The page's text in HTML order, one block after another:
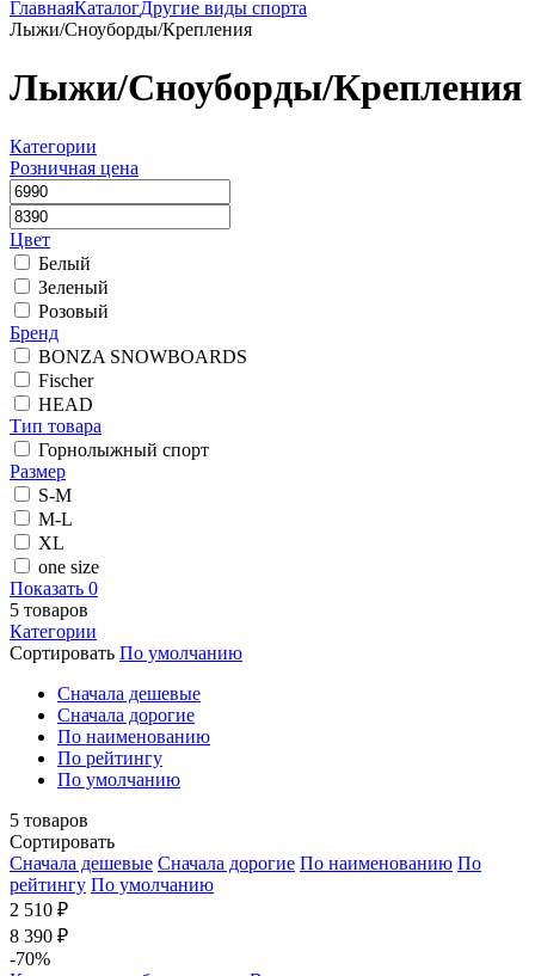
ГлавнаяКаталогДругие виды спорта
Лыжи/Сноуборды/Крепления
Лыжи/Сноуборды/Крепления
Категории
Розничная цена
Цвет
Белый
Зеленый
Розовый
Бренд
BONZA SNOWBOARDS
Fischer
HEAD
Тип товара
Горнолыжный спорт
Размер
S-M
M-L
XL
one size
Показать 0
5 товаров
Категории
Сортировать По умолчанию
Cначала дешевые
Cначала дорогие
По наименованию
По рейтингу
По умолчанию
5 товаров
Сортировать
Cначала дешевые Cначала дорогие По наименованию По
рейтингу По умолчанию
2 510 ₽
8 390 ₽
-70%